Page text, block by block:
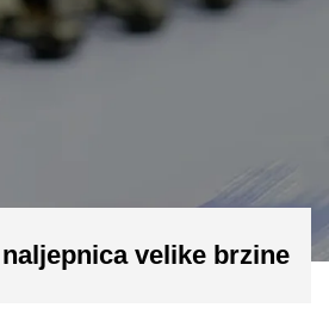
velike brzine